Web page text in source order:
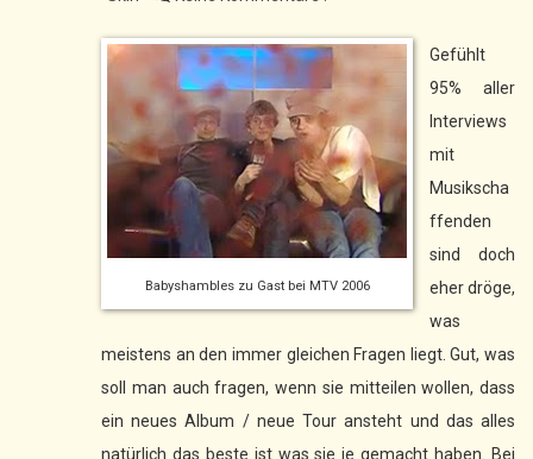
Babyshambles zu Gast bei MTV 2006
Gefühlt
95% aller
Interviews
mit
Musikscha
ffenden
sind doch
eher dröge,
was
meistens an den immer gleichen Fragen liegt. Gut, was
soll man auch fragen, wenn sie mitteilen wollen, dass
ein neues Album / neue Tour ansteht und das alles
natürlich das beste ist was sie je gemacht haben. Bei